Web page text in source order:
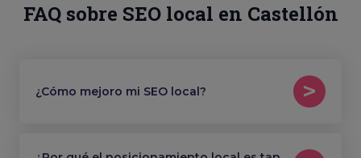
FAQ sobre SEO local en Castellón
¿Cómo mejoro mi SEO local?